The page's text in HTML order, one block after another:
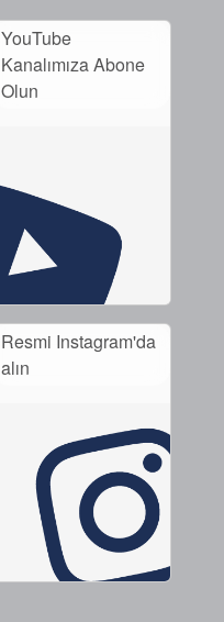
YouTube
Kanalımıza Abone
Olun
Resmi Instagram'da
alın